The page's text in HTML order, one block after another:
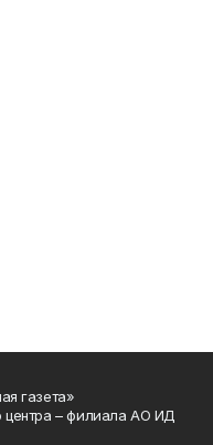
газета»
центра – филиала АО ИД